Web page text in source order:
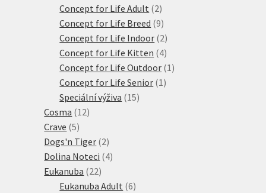
produktů
Concept for Life Adult 22
produkty
Concept for Life Breed 99
produktů
Concept for Life Indoor 22
produkty
Concept for Life Kitten 44
produkty
Concept for Life Outdoor 1 1
Concept for Life Senior 1 1
Speciální výživa 1515
Cosma 1212
Crave 55
produktů
Dogs'n Tiger 22
produkty
Dolina Noteci 44
Eukanuba 2222
produktů
Eukanuba Adult 66